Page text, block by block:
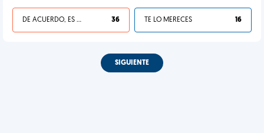
DE ACUERDO, ES UNA VIDA HP 36 TE LO MERECES 16
SIGUIENTE